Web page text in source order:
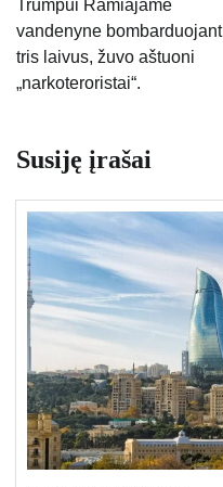
įrašų
Trumpui Ramiajame
vandenyne bombarduojant
tris laivus, žuvo aštuoni
„narkoteroristai“.
Susiję įrašai